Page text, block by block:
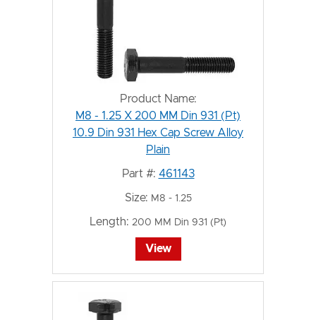
Product Name:
M8 - 1.25 X 200 MM Din 931 (Pt)
10.9 Din 931 Hex Cap Screw Alloy
Plain
Part #: 461143
Size: M8 - 1.25
Length: 200 MM Din 931 (Pt)
View